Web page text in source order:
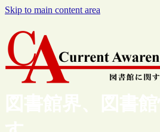
Skip to main content area
図書館界、図書